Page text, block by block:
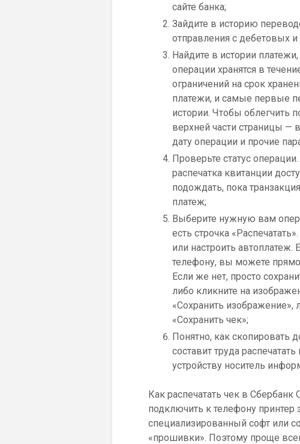
сайте банка;
Зайдите в историю
отправления с дебетовых
Найдите в истории
операции хранятся в
ограничений на срок
платежи, и самые первые
истории. Чтобы облегчить
верхней части страницы —
дату операции и прочие
Проверьте статус
распечатка квитанции
подождать, пока
платеж;
Выберите нужную вам
есть строчка
или настроить
телефону, вы можете прямо
Если же нет, просто
либо кликните на
«Сохранить
«Сохранить чек»;
Понятно, как скопировать
составит труда
устройству носитель
Как распечатать чек в
подключить к телефону принтер
специализированный софт или
«прошивки». Поэтому проще